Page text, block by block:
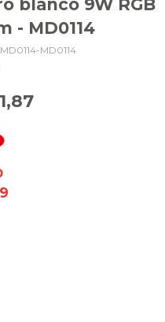
blanco 9W RGB
- MD0114
MD0114-MD0114